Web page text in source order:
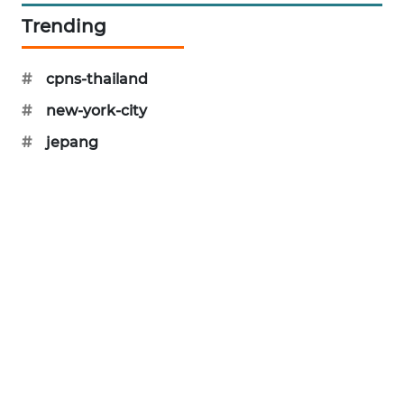
Trending
#
cpns-thailand
#
new-york-city
#
jepang
MAWAKA
MARTABAT